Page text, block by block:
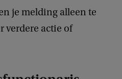
je melding alleen te
verdere actie of